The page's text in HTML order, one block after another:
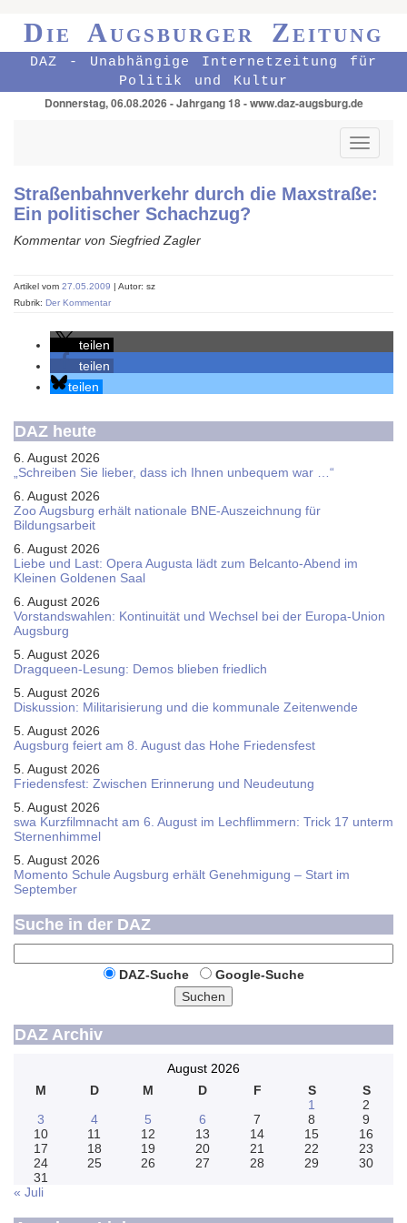
Die Augsburger Zeitung
DAZ - Unabhängige Internetzeitung für
Politik und Kultur
Donnerstag, 06.08.2026 - Jahrgang 18 - www.daz-augsburg.de
Toggle
Straßenbahnverkehr durch die Maxstraße:
Ein politischer Schachzug?
Kommentar von Siegfried Zagler
Artikel vom 27.05.2009 | Autor: sz
Rubrik: Der Kommentar
teilen
teilen
teilen
DAZ heute
6. August 2026
„Schreiben Sie lieber, dass ich Ihnen unbequem war …“
6. August 2026
Zoo Augsburg erhält nationale BNE-Auszeichnung für
Bildungsarbeit
6. August 2026
Liebe und Last: Opera Augusta lädt zum Belcanto-Abend im
Kleinen Goldenen Saal
6. August 2026
Vorstandswahlen: Kontinuität und Wechsel bei der Europa-Union
Augsburg
5. August 2026
Dragqueen-Lesung: Demos blieben friedlich
5. August 2026
Diskussion: Mi­li­ta­ri­sie­rung und die kommunale Zeitenwende
5. August 2026
Augsburg feiert am 8. August das Hohe Friedensfest
5. August 2026
Friedensfest: Zwischen Erinnerung und Neudeutung
5. August 2026
swa Kurz­film­nacht am 6. August im Lech­flim­mern: Trick 17 unterm
Sternen­himmel
5. August 2026
Momento Schule Augsburg erhält Genehmigung – Start im
September
Suche in der DAZ
DAZ-Suche
Google-Suche
Suchen
DAZ Archiv
August 2026
M
D M D F S
S
1
2
3
4 5 6 7 8
9
10
11 12 13 14 15
16
17
18 19 20 21 22
23
24
25 26 27 28 29
30
31
« Juli